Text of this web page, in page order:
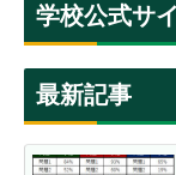
学校公式サ
最新記事